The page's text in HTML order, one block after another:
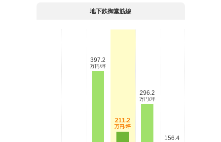
地下鉄御堂筋線
397.2
万円/坪
211.2
万円/坪
296.2
万円/坪
156.4